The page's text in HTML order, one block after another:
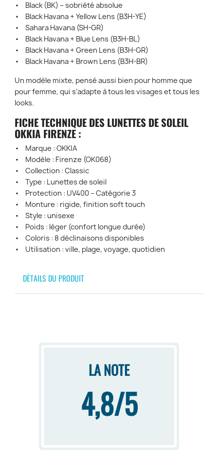
• Black (BK) – sobriété absolue
• Black Havana + Yellow Lens (B3H-YE)
• Sahara Havana (SH-GR)
• Black Havana + Blue Lens (B3H-BL)
• Black Havana + Green Lens (B3H-GR)
• Black Havana + Brown Lens (B3H-BR)
Un modèle mixte, pensé aussi bien pour homme que
pour femme, qui s’adapte à tous les visages et tous les
looks.
FICHE TECHNIQUE DES LUNETTES DE SOLEIL
OKKIA FIRENZE :
• Marque : OKKIA
• Modèle : Firenze (OK068)
• Collection : Classic
• Type : Lunettes de soleil
• Protection : UV400 – Catégorie 3
• Monture : rigide, finition soft touch
• Style : unisexe
• Poids : léger (confort longue durée)
• Coloris : 8 déclinaisons disponibles
• Utilisation : ville, plage, voyage, quotidien
DÉTAILS DU PRODUIT
LA NOTE
4,8/5